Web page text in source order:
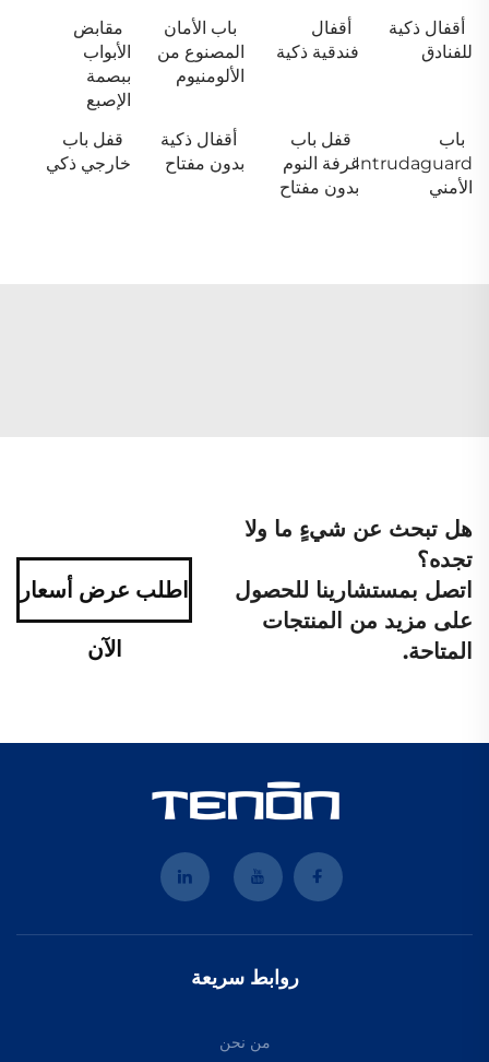
أقفال ذكية
للفنادق
أقفال
فندقية ذكية
باب الأمان
المصنوع من
الألومنيوم
مقابض
الأبواب
ببصمة
الإصبع
باب
Intrudaguard
الأمني
قفل باب
غرفة النوم
بدون مفتاح
أقفال ذكية
بدون مفتاح
قفل باب
خارجي ذكي
هل تبحث عن شيءٍ ما ولا
تجده؟
اتصل بمستشارينا للحصول
على مزيد من المنتجات
المتاحة.
اطلب عرض أسعار
الآن
روابط سريعة
من نحن